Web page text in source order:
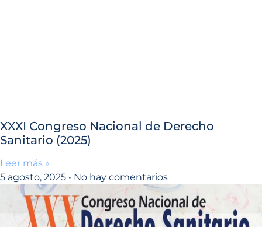
XXXI Congreso Nacional de Derecho
Sanitario (2025)
Leer más »
5 agosto, 2025
No hay comentarios